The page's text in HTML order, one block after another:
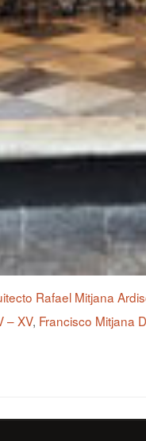
Rafael Mitjana
– XV, Francisco Mitjana